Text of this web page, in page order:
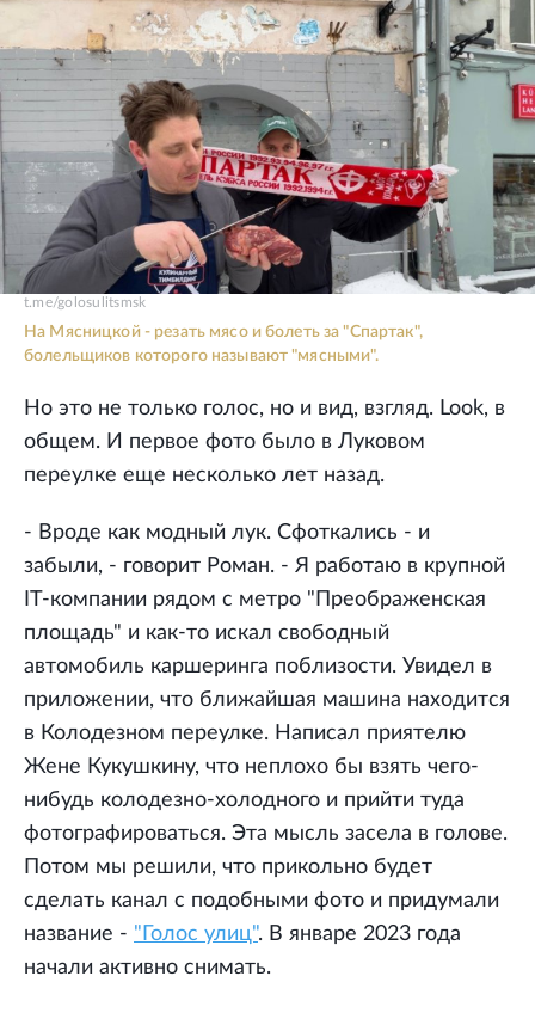
t.me/golosulitsmsk
На Мясницкой - резать мясо и болеть за "Спартак",
болельщиков которого называют "мясными".
Но это не только голос, но и вид, взгляд. Look, в
общем. И первое фото было в Луковом
переулке еще несколько лет назад.
- Вроде как модный лук. Сфоткались - и
забыли, - говорит Роман. - Я работаю в крупной
IT-компании рядом с метро "Преображенская
площадь" и как-то искал свободный
автомобиль каршеринга поблизости. Увидел в
приложении, что ближайшая машина находится
в Колодезном переулке. Написал приятелю
Жене Кукушкину, что неплохо бы взять чего-
нибудь колодезно-холодного и прийти туда
фотографироваться. Эта мысль засела в голове.
Потом мы решили, что прикольно будет
сделать канал с подобными фото и придумали
название - "Голос улиц". В январе 2023 года
начали активно снимать.